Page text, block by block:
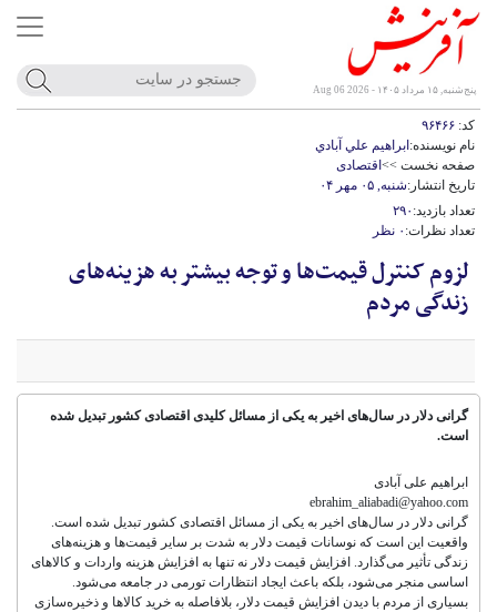
پنج‌شنبه, ۱۵ مرداد ۱۴۰۵ - Aug 06 2026
کد:
نام نویسنده: ابراهيم علي آبادي
صفحه نخست >> اقتصادی
تاریخ انتشار:شنبه, ۰۵ مهر ۰۴
تعداد بازدید: ۲۹۰
تعداد نظرات: ۰ نظر
لزوم کنترل قیمت‌ها و توجه بیشتر به هزینه‌های
زندگی مردم
گرانی دلار در سال‌های اخیر به یکی از مسائل کلیدی اقتصادی کشور تبدیل شده
است.
ابراهیم علی آبادی
ebrahim_aliabadi@yahoo.com
گرانی دلار در سال‌های اخیر به یکی از مسائل اقتصادی کشور تبدیل شده است.
واقعیت این است که نوسانات قیمت دلار به شدت بر سایر قیمت‌ها و هزینه‌های
زندگی تأثیر می‌گذارد. افزایش قیمت دلار نه تنها به افزایش هزینه واردات و کالاهای
اساسی منجر می‌شود، بلکه باعث ایجاد انتظارات تورمی در جامعه می‌شود.
بسیاری از مردم با دیدن افزایش قیمت دلار، بلافاصله به خرید کالاها و ذخیره‌سازی